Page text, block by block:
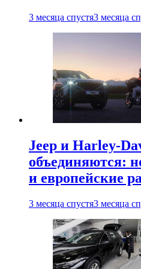
3 месяца спустя3 месяца
Jeep и Harley-
объединяются:
и европейские
3 месяца спустя3 месяца